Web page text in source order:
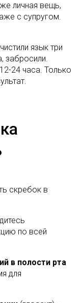
личная вещь,
с супругом.
язык три
забросили.
24 часа. Только
скребок в
по всей
в полости рта
для